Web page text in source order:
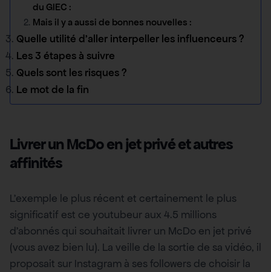
du GIEC :
Mais il y a aussi de bonnes nouvelles :
Quelle utilité d’aller interpeller les influenceurs ?
Les 3 étapes à suivre
Quels sont les risques ?
Le mot de la fin
Livrer un McDo en jet privé et autres
affinités
L’exemple le plus récent et certainement le plus
significatif est ce youtubeur aux 4.5 millions
d’abonnés qui souhaitait livrer un McDo en jet privé
(vous avez bien lu). La veille de la sortie de sa vidéo, il
proposait sur Instagram à ses followers de choisir la